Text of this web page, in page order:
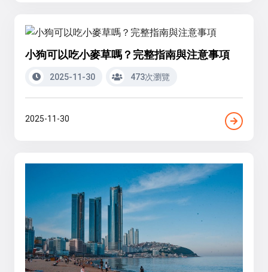
小狗可以吃小麥草嗎？完整指南與注意事項
2025-11-30 473次瀏覽
2025-11-30